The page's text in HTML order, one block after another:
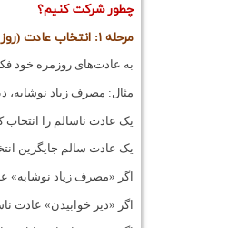
چطور شرکت کنیم؟
مرحله ۱: انتخاب عادت (روز اول)
به عادت‌های روزمره خود
مثال: مصرف زیاد نوشابه،
یک عادت ناسالم را انتخاب
یک عادت سالم جایگزین
اگر «مصرف زیاد نوشابه»
اگر «دیر خوابیدن» عادت